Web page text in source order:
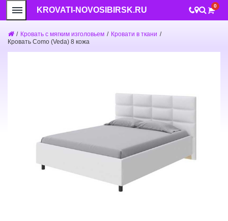
KROVATI-NOVOSIBIRSK.RU 0
/ Кровать с мягким изголовьем / Кровати в ткани /
Кровать Como (Veda) 8 кожа